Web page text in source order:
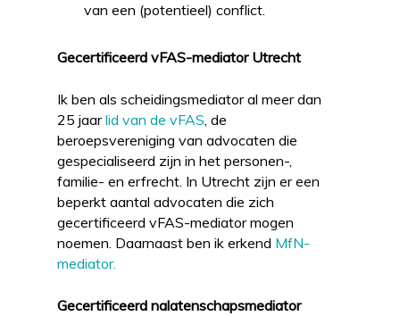
van een (potentieel) conflict.
Gecertificeerd vFAS-mediator Utrecht
Ik ben als scheidingsmediator al meer dan
25 jaarlid van de vFAS, de
beroepsvereniging van advocaten die
gespecialiseerd zijn in het personen-,
familie- en erfrecht. In Utrecht zijn er een
beperkt aantal advocaten die zich
gecertificeerd vFAS-mediator mogen
noemen. Daarnaast ben ik erkend MfN-
mediator.
Gecertificeerd nalatenschapsmediator